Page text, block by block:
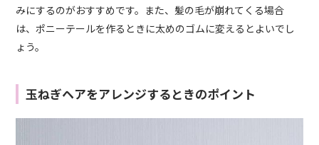
みにするのがおすすめです。また、髪の毛が崩れてくる場合
は、ポニーテールを作るときに太めのゴムに変えるとよいでし
ょう。
玉ねぎヘアをアレンジするときのポイント